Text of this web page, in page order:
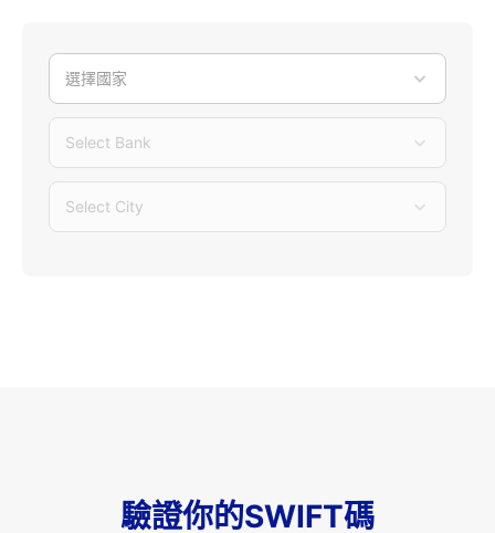
選擇國家
Select Bank
Select City
驗證你的SWIFT碼